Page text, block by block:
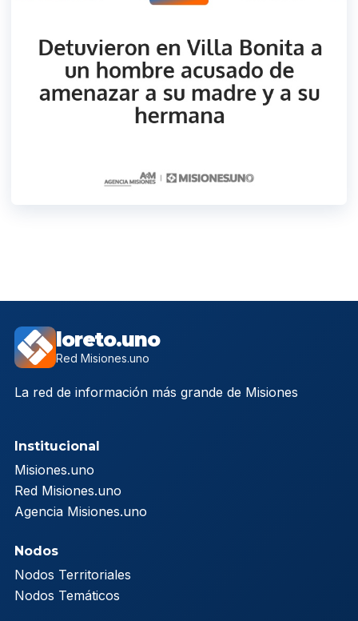
loreto.uno
Red Misiones.uno
La red de información más grande de Misiones
Institucional
Misiones.uno
Red Misiones.uno
Agencia Misiones.uno
Nodos
Nodos Territoriales
Nodos Temáticos